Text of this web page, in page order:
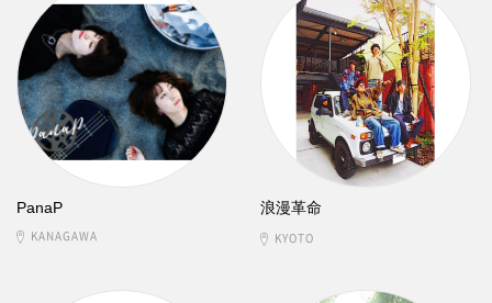
PanaP
KANAGAWA
浪漫革命
KYOTO